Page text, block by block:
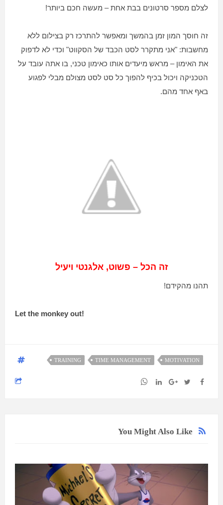
לצלם מספר סרטונים בבת אחת – מעשה חכם ביותר!
זה חוסך המון זמן בהמשך ומאפשר להתרכז רק בצילום ללא
מחשבות: "אני מתקרר לסט הכבד של הסקווט" וכדי לא לדפוק
את האימון – מראש מיעדים אותו כאימון טכני, בו אתה עובד על
הטכניקה ויכול בכיף להפוך כל סט לסט מצולם מבלי לפגוע
באף אחד מהם.
זה הכל – פשוט, אלגנטי ויעיל
תהנו מהקידם!
!
Let the monkey out
MOTIVATION
TIME MANAGEMENT
TRAINING
You Might Also Like